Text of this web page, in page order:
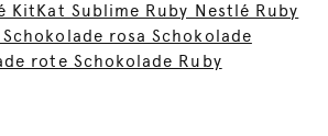
KitKat Sublime Ruby Nestlé Ruby
rosa Schokolade
rote Schokolade Ruby